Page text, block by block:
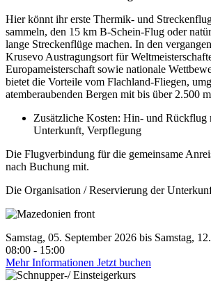
Hier könnt ihr erste Thermik- und
sammeln, den 15 km B-Schein-Flug oder
lange Streckenflüge machen. In den
Krusevo Austragungsort für
Europameisterschaft sowie nationale
bietet die Vorteile vom Flachland-Fliegen,
atemberaubenden Bergen mit bis über 2.500
Zusätzliche Kosten: Hin- und Rückflug
Unterkunft, Verpflegung
Die Flugverbindung für die gemeinsame
nach Buchung mit.
Die Organisation / Reservierung der
Samstag, 05. September 2026 bis Samstag,
08:00 - 15:00
Mehr Informationen Jetzt buchen